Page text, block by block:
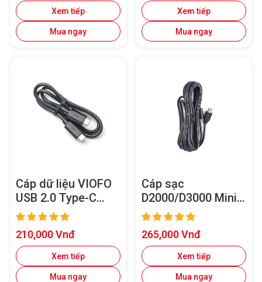
Xem tiếp
Mua ngay
Type-CXem tiếp
Mua ngay
Cáp dữ liệu VIOFO
USB 2.0 Type-C
sang Type-C,
truyền dữ liệu trực
tiếp siêu nhanh đến
điện thoại thông
minh
Giá
bán
210,000 Vnđ
Xem tiếp
Mua ngay
Cáp sạc
D2000/D3000 Mini
USB dài 4M cho
A119 V3/A129 Duo
hoặc A129
Plus/A129 Pro
Giá
bán
265,000 Vnđ
Xem tiếp
Mua ngay